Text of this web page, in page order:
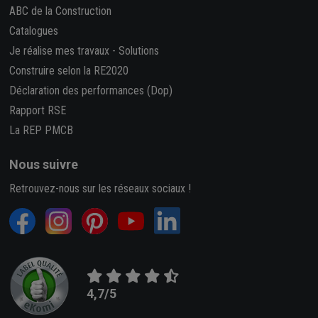
ABC de la Construction
Catalogues
Je réalise mes travaux - Solutions
Construire selon la RE2020
Déclaration des performances (Dop)
Rapport RSE
La REP PMCB
Nous suivre
Retrouvez-nous sur les réseaux sociaux !
4,7/5